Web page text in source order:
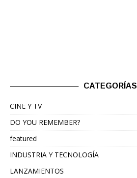
CATEGORÍAS
CINE Y TV
DO YOU REMEMBER?
featured
INDUSTRIA Y TECNOLOGÍA
LANZAMIENTOS